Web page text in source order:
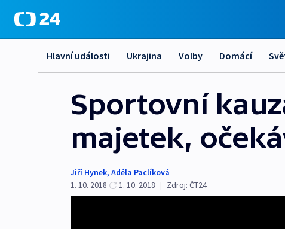
Hlavní události Ukrajina Volby Domácí
Sportovní
majetek,
Jiří Hynek, Adéla Paclíková
1. 10. 2018
1. 10. 2018 | Zdroj: ČT24